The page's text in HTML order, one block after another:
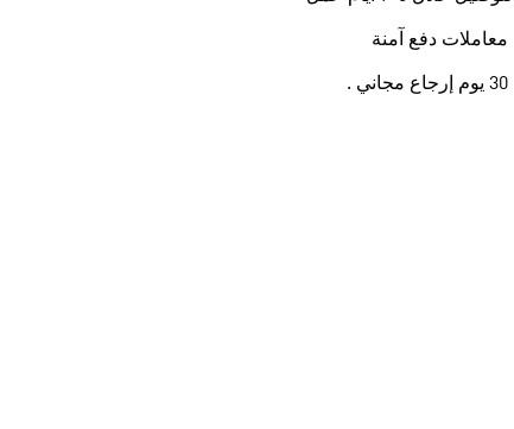
معاملات دفع آمنة
30 يوم إرجاع مجاني .